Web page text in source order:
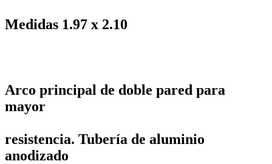
Medidas 1.97 x 2.10
Arco principal de doble pared para
mayor
resistencia. Tubería de aluminio
anodizado